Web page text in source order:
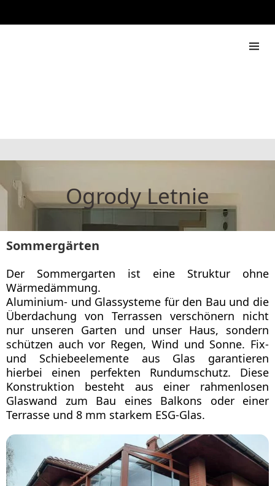
Ogrody Letnie
Sommergärten
Der Sommergarten ist eine Struktur ohne
Wärmedämmung.
Aluminium- und Glassysteme für den Bau und die
Überdachung von Terrassen verschönern nicht
nur unseren Garten und unser Haus, sondern
schützen auch vor Regen, Wind und Sonne. Fix-
und Schiebeelemente aus Glas garantieren
hierbei einen perfekten Rundumschutz. Diese
Konstruktion besteht aus einer rahmenlosen
Glaswand zum Bau eines Balkons oder einer
Terrasse und 8 mm starkem ESG-Glas.